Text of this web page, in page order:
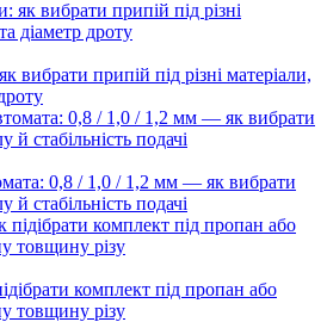
вибрати припій під різні матеріали,
0,8 / 1,0 / 1,2 мм — як вибрати
стабільність подачі
комплект під пропан або
товщину різу